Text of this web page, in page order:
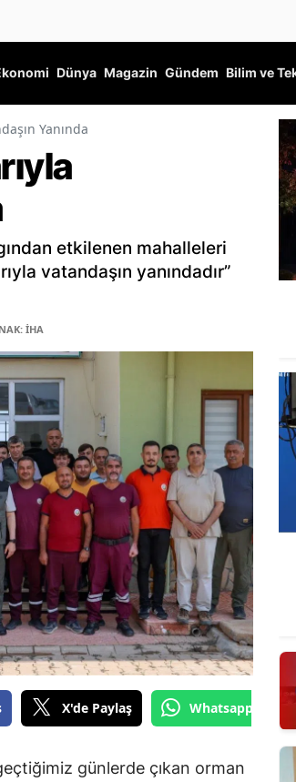
Dünya Magazin Gündem Bilim ve
Yanında
etkilenen mahalleleri
vatandaşın yanındadır”
İHA
X'de Paylaş Whatsapp'tan
günlerde çıkan orman